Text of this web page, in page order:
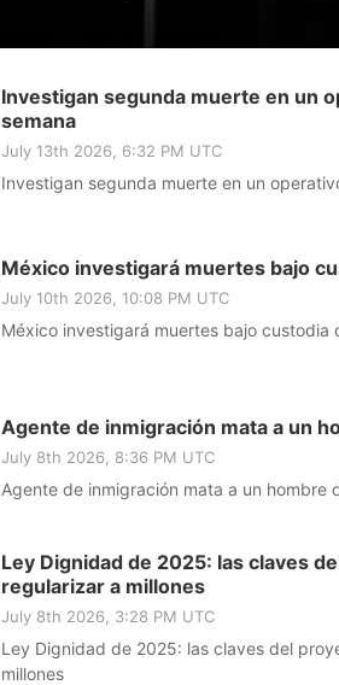
Investigan segunda muerte en un
semana
July 13th 2026, 6:32 PM UTC
Investigan segunda muerte en un
México investigará muertes bajo
July 10th 2026, 10:08 PM UTC
México investigará muertes bajo custodia
Agente de inmigración mata a un
July 8th 2026, 8:36 PM UTC
Agente de inmigración mata a un hombre
Ley Dignidad de 2025: las claves
regularizar a millones
July 8th 2026, 3:28 PM UTC
Ley Dignidad de 2025: las claves del
millones